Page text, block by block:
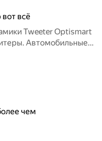
вот всё
Tweeter Optismart
Автомобильные
авто твиттеры.
чем